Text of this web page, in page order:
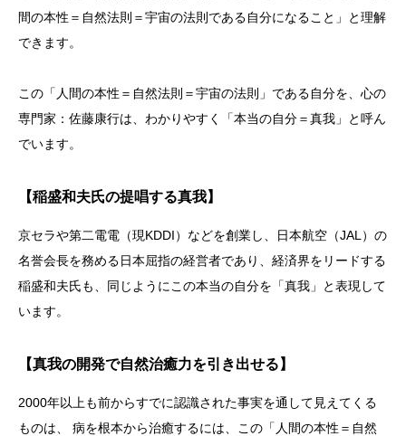
間の本性＝自然法則＝宇宙の法則である自分になること」と理解
できます。
この「人間の本性＝自然法則＝宇宙の法則」である自分を、心の
専門家：佐藤康行は、わかりやすく「本当の自分＝真我」と呼ん
でいます。
【稲盛和夫氏の提唱する真我】
京セラや第二電電（現KDDI）などを創業し、日本航空（JAL）の
名誉会長を務める日本屈指の経営者であり、経済界をリードする
稲盛和夫氏も、同じようにこの本当の自分を「真我」と表現して
います。
【真我の開発で自然治癒力を引き出せる】
2000年以上も前からすでに認識された事実を通して見えてくる
ものは、 病を根本から治癒するには、この「人間の本性＝自然